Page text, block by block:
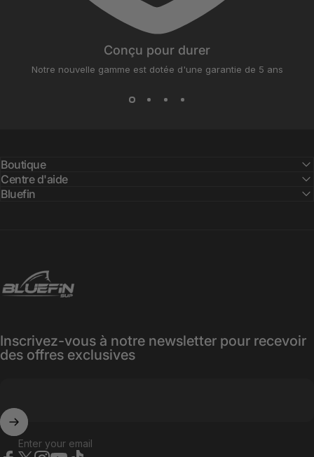
Conçu pour durer
Notre nouvelle gamme est dotée d'une garantie de 5 ans
Boutique
Centre d'aide
Bluefin
Bluefin SUP
Inscrivez-vous à notre newsletter pour recevoir
des offres exclusives
Enter your email